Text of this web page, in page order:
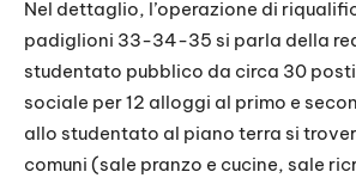
Nel dettaglio, l’operazione di
padiglioni 33-34-35 si parla della
studentato pubblico da circa 30
sociale per 12 alloggi al primo e
allo studentato al piano terra si
comuni (sale pranzo e cucine, sale